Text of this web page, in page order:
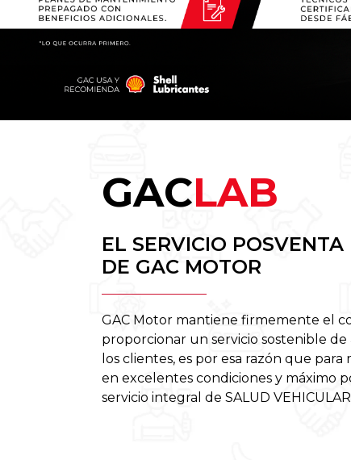
GACLAB
EL SERVICIO POSVENTA
DE GAC MOTOR
GAC Motor mantiene firmemente el
proporcionar un servicio sostenible de
los clientes, es por esa razón que
en excelentes condiciones y máximo
servicio integral de SALUD